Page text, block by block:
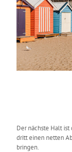
Der nächste Halt ist
dritt einen netten
bringen.